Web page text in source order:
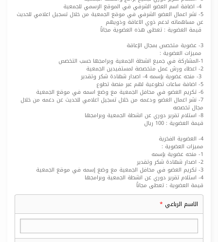
5- نشر اعمال العضو الشرفي في موقع الجمعية من خلال تسجيل اعلامي للحديث
عن مساهماته لدعم ذوي الاعاقة وذويهم
قيمة العضوية : تعطى هذه العضوية مجاناً
3- عضوية متخصص بمجال الإعاقة
مميزات العضوية :
1-المشاركة في جميع انشطة الجمعية وبرامجها حسب التخصص
2- اعطاء ورش عمل متخصصة لمستفيدين الجمعية
5- اضافة ساعات تطوعية لهم عبر منصة تطوع
6- تكريم العضو في محافل الجمعية مع وضع اسمه في موقع الجمعية
7- نشر اعمال العضو ودعمه من خلال تسجيل اعلامي للحديث عن دعمه من خلال
مجال تخصصه
8- استلام تقرير دوري عن انشطة الجمعية وبرامجها
قيمة العضوية : 100 ريال
4- العضوية الفخرية
مميزات العضوية :
1- منحه عضوية بإسمه
2- اصدار شهادة شكر وتقدير
3- تكريم العضو في محافل الجمعية مع وضع إسمه في موقع الجمعية
4- استلام تقرير دوري عن انشطة الجمعية وبرامجها
قيمة العضوية : تعطى مجاناً
الاسم الرباعي